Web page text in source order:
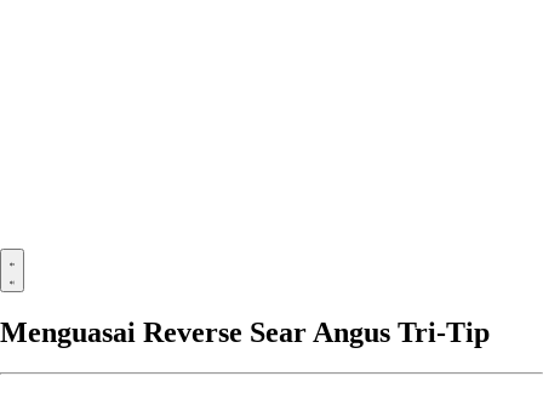
Menguasai Reverse Sear Angus Tri-Tip